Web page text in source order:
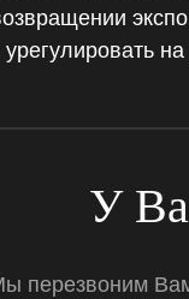
У
перезвоним